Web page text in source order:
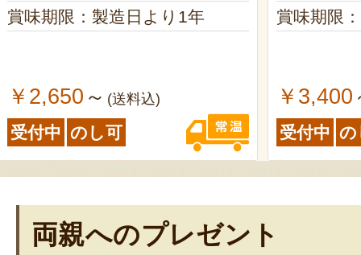
賞味期限：製造日より1年
￥2,650 ～ (送料込)
受付中 のし可
賞味期限
￥3,400
受付中 の
両親へのプレゼント